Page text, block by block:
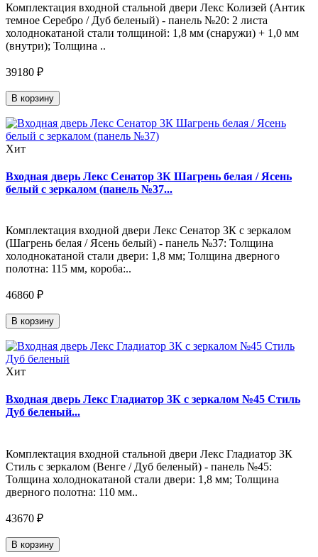
Комплектация входной стальной двери Лекс Колизей (Антик
темное Серебро / Дуб беленый) - панель №20: 2 листа
холоднокатаной стали толщиной: 1,8 мм (снаружи) + 1,0 мм
(внутри); Толщина ..
39180 ₽
В корзину
Хит
Входная дверь Лекс Сенатор 3К Шагрень белая / Ясень
белый с зеркалом (панель №37...
Комплектация входной двери Лекс Сенатор 3К с зеркалом
(Шагрень белая / Ясень белый) - панель №37: Толщина
холоднокатаной стали двери: 1,8 мм; Толщина дверного
полотна: 115 мм, короба:..
46860 ₽
В корзину
Хит
Входная дверь Лекс Гладиатор 3К с зеркалом №45 Стиль
Дуб беленый...
Комплектация входной стальной двери Лекс Гладиатор 3К
Стиль с зеркалом (Венге / Дуб беленый) - панель №45:
Толщина холоднокатаной стали двери: 1,8 мм; Толщина
дверного полотна: 110 мм..
43670 ₽
В корзину